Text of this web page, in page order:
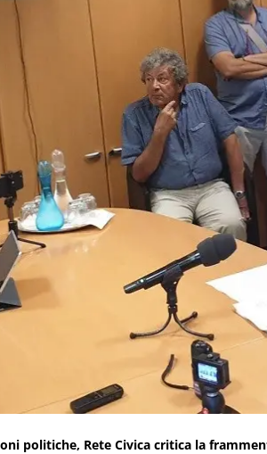
politiche, Rete Civica critica la